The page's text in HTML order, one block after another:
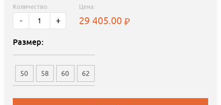
Количество:
- +
Цена:
29 405.00
Размер:
50 58 60 62